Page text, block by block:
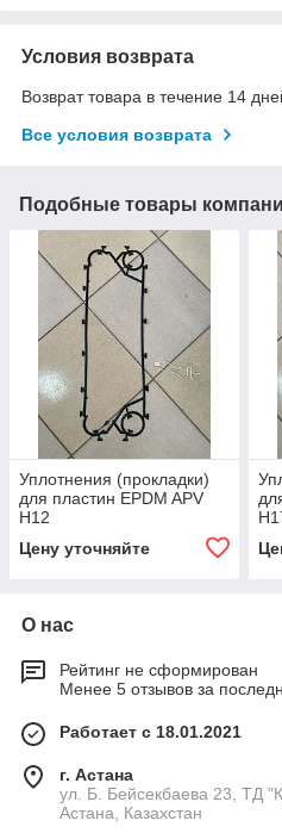
Условия возврата
Возврат товара в течение 14
Все условия возврата
Подобные товары
Уплотнения (прокладки)
для пластин EPDM APV
Н12
Цену уточняйте
О нас
Рейтинг не сформирован
Менее 5 отзывов за
Работает с 18.01.2021
г. Астана
ул. Б. Бейсекбаева 23, ТД
Астана, Казахстан